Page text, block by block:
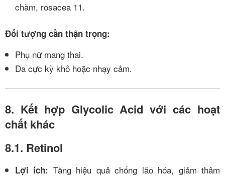
chàm, rosacea 11.
Đối tượng cần thận trọng:
Phụ nữ mang thai.
Da cực kỳ khô hoặc nhạy cảm.
8. Kết hợp Glycolic Acid với các hoạt
chất khác
8.1. Retinol
Lợi ích: Tăng hiệu quả chống lão hóa, giảm thâm